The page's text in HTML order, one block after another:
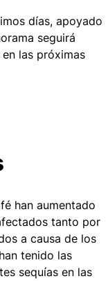
días, apoyado
seguirá
las próximas
han aumentado
tanto por
a causa de los
tenido las
sequías en las